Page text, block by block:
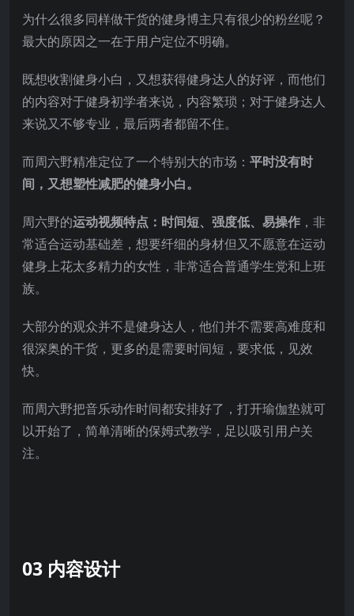
为什么很多同样做干货的健身博主只有很少的粉丝呢？
最大的原因之一在于用户定位不明确。
既想收割健身小白，又想获得健身达人的好评，而他们
的内容对于健身初学者来说，内容繁琐；对于健身达人
来说又不够专业，最后两者都留不住。
而周六野精准定位了一个特别大的市场： 平时没有时
间，又想塑性减肥的健身小白。
周六野的运动视频特点： 时间短、强度低、易操作 ，非
常适合运动基础差，想要纤细的身材但又不愿意在运动
健身上花太多精力的女性，非常适合普通学生党和上班
族。
大部分的观众并不是健身达人，他们并不需要高难度和
很深奥的干货，更多的是需要时间短，要求低，见效
快。
而周六野把音乐动作时间都安排好了，打开瑜伽垫就可
以开始了，简单清晰的保姆式教学，足以吸引用户关
注。
03 内容设计